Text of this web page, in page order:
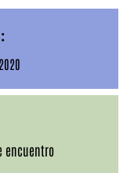
encuentro